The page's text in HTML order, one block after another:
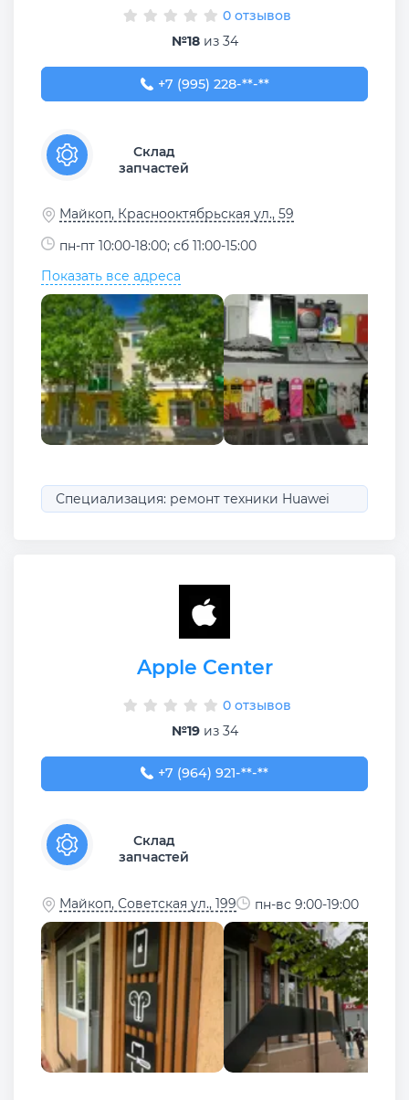
0 отзывов
№18из 34
+7 (995) 228-18-18
+7 (995) 228-**-**
Склад
запчастей
Майкоп, Краснооктябрьская ул., 59
пн-пт 10:00-18:00; сб 11:00-15:00
Показать все адреса
Специализация: ремонт техники Huawei
Apple Center
0 отзывов
№19из 34
+7 (964) 921-77-88
+7 (964) 921-**-**
Склад
запчастей
Майкоп, Советская ул., 199 пн-вс 9:00-19:00